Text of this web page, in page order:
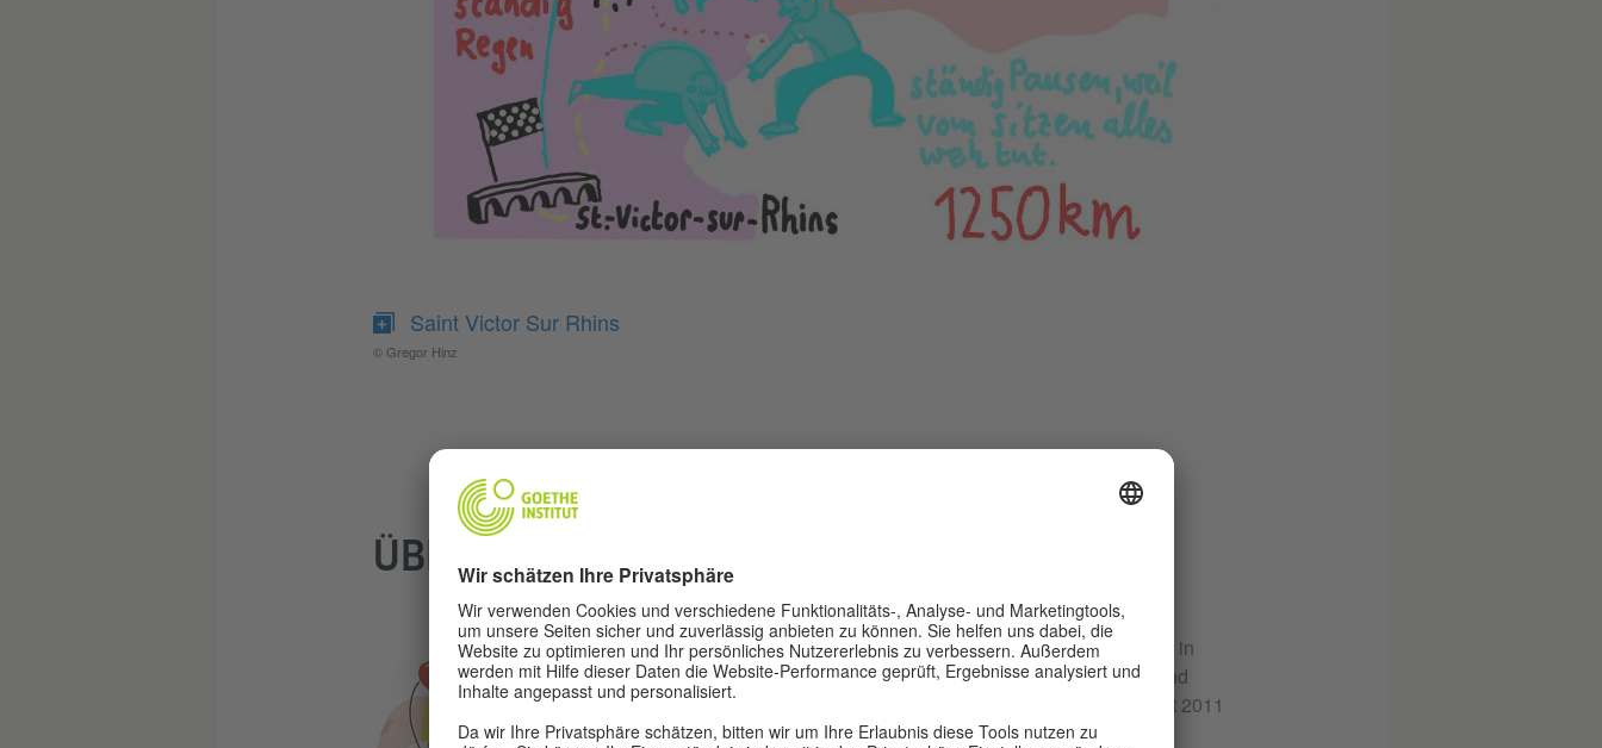
Saint Victor Sur Rhins
© Gregor Hinz
ÜBER DEN KÜNSTLER GREGOR HINZ:
Wenn Gregor Hinz zeichnet, dann wird die Realität greifbar. Der in
Rostock geborene Comic-Künstler zeichnet Bücher für große und
kleine Kinder und ist Mitbegründer der Zeitschrift Pure Fruit. Seit 2011
lehrt er an der Muthesius Kunsthochschule.